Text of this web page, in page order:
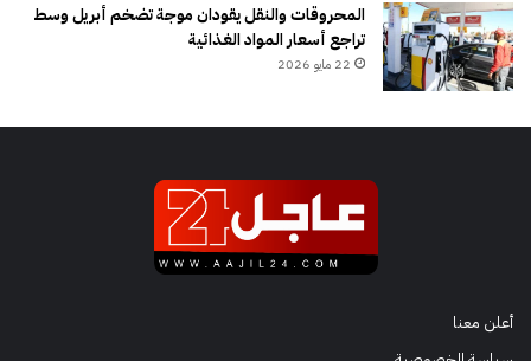
المحروقات والنقل يقودان موجة تضخم أبريل وسط
تراجع أسعار المواد الغذائية
22 مايو 2026
أعلن معنا